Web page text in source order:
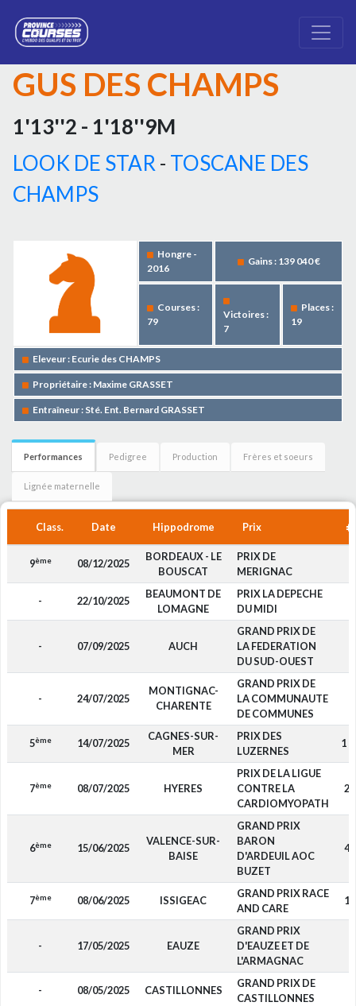
GUS DES CHAMPS
1'13''2 - 1'18''9M
LOOK DE STAR - TOSCANE DES
CHAMPS
Hongre -
2016
Gains : 139 040 €
Courses :
79
Victoires :
7
Places :
19
Eleveur : Ecurie des CHAMPS
Propriétaire : Maxime GRASSET
Entraîneur : Sté. Ent. Bernard GRASSET
Performances Pedigree Production Frères et soeurs
Lignée maternelle
Class. Date Hippodrome Prix
9ème 08/12/2025
BORDEAUX - LE
BOUSCAT
PRIX DE
MERIGNAC
- 22/10/2025
BEAUMONT DE
LOMAGNE
PRIX LA DEPECHE
DU MIDI
- 07/09/2025 AUCH
GRAND PRIX DE
LA FEDERATION
DU SUD-OUEST
- 24/07/2025
MONTIGNAC-
CHARENTE
GRAND PRIX DE
LA COMMUNAUTE
DE COMMUNES
5ème 14/07/2025
CAGNES-SUR-
MER
PRIX DES
LUZERNES
1
7ème 08/07/2025 HYERES
PRIX DE LA LIGUE
CONTRE LA
CARDIOMYOPATH
6ème 15/06/2025
VALENCE-SUR-
BAISE
GRAND PRIX
BARON
D'ARDEUIL AOC
BUZET
7ème 08/06/2025 ISSIGEAC
GRAND PRIX RACE
AND CARE
- 17/05/2025 EAUZE
GRAND PRIX
D'EAUZE ET DE
L'ARMAGNAC
- 08/05/2025 CASTILLONNES
GRAND PRIX DE
CASTILLONNES